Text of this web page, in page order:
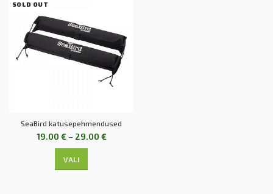
SOLD OUT
SeaBird katusepehmendused
19.00 €– 29.00 €
VALI